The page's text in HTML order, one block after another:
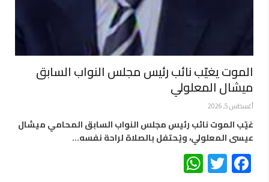
الموت يغيّب نائب رئيس مجلس النواب السابق
ميشال المعلولي
أغسطس 5, 2026
غيّب الموت نائب رئيس مجلس النواب السابق المحامي ميشال
عيسى المعلولي، ويُحتفل بالصلاة لراحة نفسه…
Facebook
Twitter